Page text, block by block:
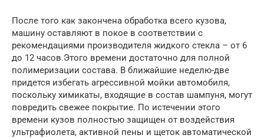
После того как закончена обработка всего кузова,
машину оставляют в покое в соответствии с
рекомендациями производителя жидкого стекла – от 6
до 12 часов.Этого времени достаточно для полной
полимеризации состава. В ближайшие неделю-две
придется избегать агрессивной мойки автомобиля,
поскольку химикаты, входящие в состав шампуня, могут
повредить свежее покрытие. По истечении этого
времени кузов полностью защищен от воздействия
ультрафиолета, активной пены и щеток автоматической